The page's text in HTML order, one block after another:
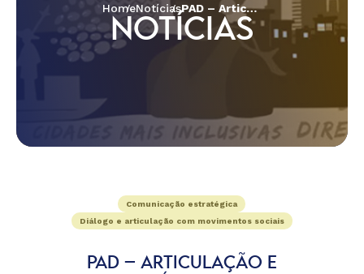
HomeNotícias PAD – Articulação e Diálogo Internacional produz especial sobre crime-tragédia de Brumadinho
NOTÍCIAS
Comunicação estratégica
Diálogo e articulação com movimentos sociais
PAD – ARTICULAÇÃO E